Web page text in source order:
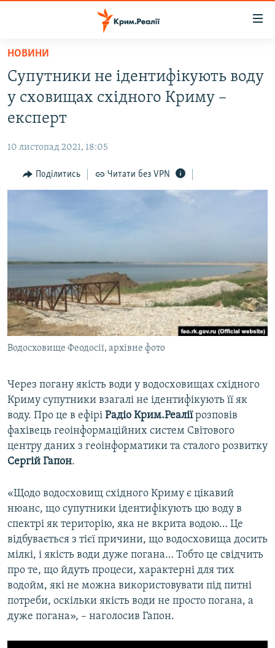
Перейти
основного
матеріалу
Перейти
до
основної
Перейти
до
ВОДА.КРИМ
БЛОГИ
ПОГЛЯД
ДЕПОРТАЦІЯ
ВІДЕОУРОКИ «ELIFBE»
СВІДЧЕННЯ ОКУПАЦІЇ
УКРАЇНСЬКА ПРОБЛЕМА КРИМУ
ІНФОГРАФІКА
ЯК ОБІЙТИ БЛОКУВАННЯ
Русский
Qırımtatar
ДОЛУЧАЙСЯ!
Усі сайти RFE/RL
НОВИНИ
Супутники не ідентифікують воду
у сховищах східного Криму –
експерт
10 листопад 2021, 18:05
Поділитись Читати без VPN
Водосховище Феодосії, архівне фото
Через погану якість води у водосховищах східного
Криму супутники взагалі не ідентифікують її як
воду. Про це в ефірі Радіо Крим.Реаліїрозповів
фахівець геоінформаційних систем Світового
центру даних з геоінформатики та сталого розвитку
Сергій Гапон.
«Щодо водосховищ східного Криму є цікавий
нюанс, що супутники ідентифікують цю воду в
спектрі як територію, яка не вкрита водою… Це
відбувається з тієї причини, що водосховища досить
мілкі, і якість води дуже погана… Тобто це свідчить
про те, що йдуть процеси, характерні для тих
водойм, які не можна використовувати під питні
потреби, оскільки якість води не просто погана, а
дуже погана», – наголосив Гапон.